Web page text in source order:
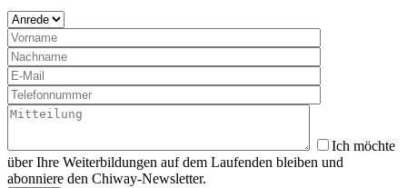
Ich möchte
über Ihre Weiterbildungen auf dem Laufenden bleiben und
abonniere den Chiway-Newsletter.